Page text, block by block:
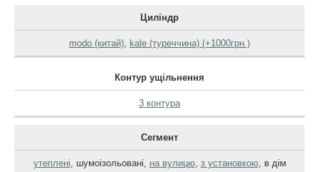
Циліндр
modo (китай) kale (туреччина) (+1000грн.)
Контур ущільнення
3 контура
Сегмент
утеплені шумоізольовані на вулицю, з установкою, в дім